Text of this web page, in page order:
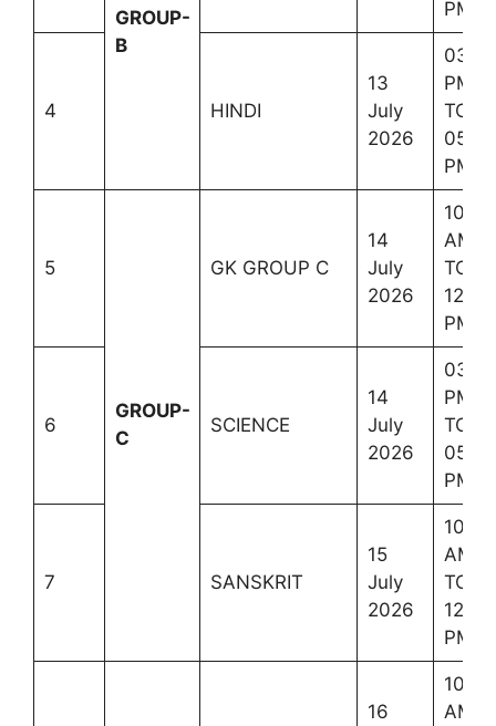
GROUP-
B
PM
4 HINDI
13
July
2026
PM
TO
05:30
PM
5
GROUP-
C
GK GROUP C
14
July
2026
10:00
AM
TO
12:00
PM
6 SCIENCE
14
July
2026
PM
TO
05:30
PM
7 SANSKRIT
15
July
2026
10:00
AM
TO
12:30
PM
16
10:00
AM